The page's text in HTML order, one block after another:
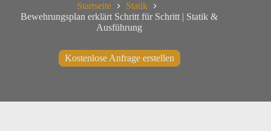
Startseite
Statik
Bewehrungsplan erklärt Schritt für Schritt | Statik &
Ausführung
Kostenlose Anfrage erstellen